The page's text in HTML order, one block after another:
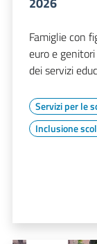
Famiglie con
euro e
dei servizi
Servizi per le
Inclusione